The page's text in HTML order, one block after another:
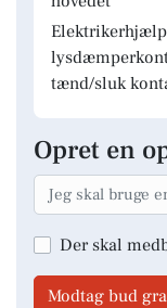
tænd/sluk
Opret en
Der skal
Modtag bud